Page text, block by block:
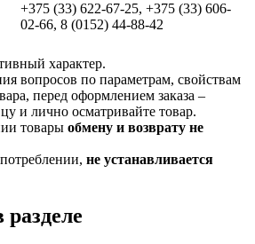
+375 (33) 622-67-25, +375 (33) 606-
02-66, 8 (0152) 44-88-42
характер.
вопросов по параметрам, свойствам
перед оформлением заказа –
и лично осматривайте товар.
товары обмену и возврату не
не устанавливается